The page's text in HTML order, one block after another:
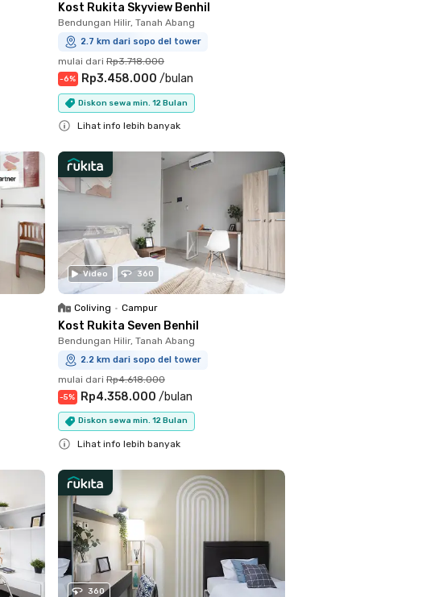
Kost Rukita Skyview Benhil
Bendungan Hilir, Tanah Abang
2.7 km dari sopo del tower
mulai dari Rp3.718.000
-6% Rp3.458.000 /bulan
Diskon sewa min. 12 Bulan
Lihat info lebih banyak
Video 360
Coliving • Campur
Kost Rukita Seven Benhil
Bendungan Hilir, Tanah Abang
2.2 km dari sopo del tower
mulai dari Rp4.618.000
-5% Rp4.358.000 /bulan
Diskon sewa min. 12 Bulan
Lihat info lebih banyak
360